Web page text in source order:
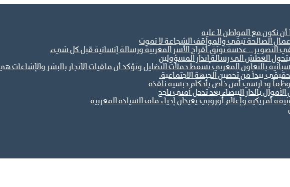
نكون مع المواطن لا عليه
الصالحة تبقى والمواقف الشجاعة لا تموت
التصوير… عدسة توثق أفراح الأسر المغربية ورسالة إنسانية قبل كل شيء
العطش الى رسالة انذار المسؤولين
بالتعاون المغربي تُسقط حملات التضليل وتؤكد أن مافيات الاتجار بالبشر
وموظفاً وحارسي أمن خاص بأحكام حبسية نافذة
بالدار البيضاء بعد تدخل أمني ناجح
أمريكية وإعلام أوروبي يعيدان إحياء ملف السيادة المغربية